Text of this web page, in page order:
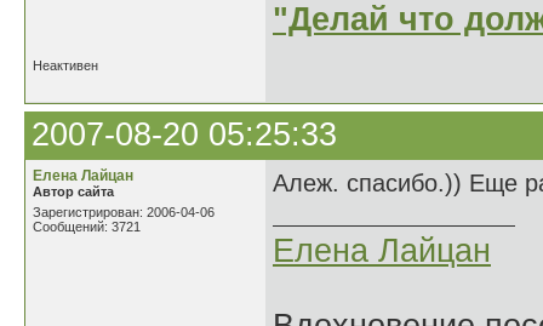
"Делай что
Неактивен
2007-08-20 05:25:33
Елена Лайцан
Автор сайта
Зарегистрирован: 2006-04-06
Сообщений: 3721
Алеж. спасибо.)) Еще
Елена Лайцан